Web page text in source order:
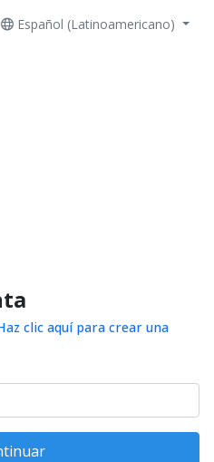
Español (Latinoamericano)
clic aquí para crear una